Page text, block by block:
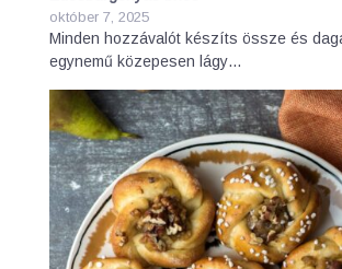
október 7, 2025
Minden hozzávalót készíts össze és
egynemű közepesen lágy…